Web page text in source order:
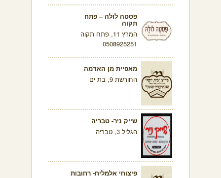
פסטה לולה – פתח
תקוה
המרץ 11, פתח תקוה
0508925251
מאפיית מן האדמה
החורשת 9, בת ים
שייק ניר- טבריה
הגליל 3, טבריה
פיצוחי אלמליח- רחובות